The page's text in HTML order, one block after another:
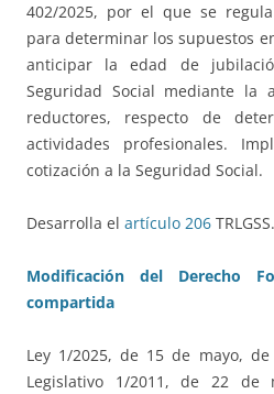
402/2025, por el que se
para determinar los supuestos
anticipar la edad de
Seguridad Social mediante la
reductores, respecto de
actividades profesionales.
cotización a la Seguridad Social.
Desarrolla el artículo 206 TRLGSS.
Modificación del Derecho
compartida
Ley 1/2025, de 15 de mayo,
Legislativo 1/2011, de 22 de